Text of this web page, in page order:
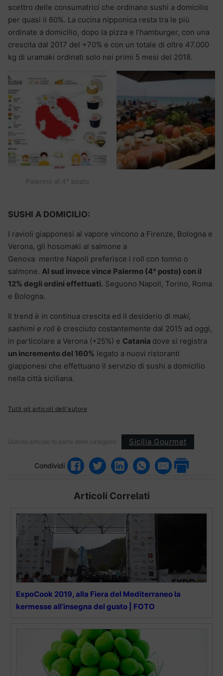
scettro delle consumatrici che ordinano sushi a domicilio
per quasi il 60%. La cucina nipponica resta tra le più
ordinate a domicilio, dopo la pizza e l’hamburger, con una
crescita dal 2017 del +70% e con un totale di oltre 47.000
kg di uramaki ordinati solo nei primi 5 mesi del 2018.
Palermo al 4° posto
SUSHI A DOMICILIO:
I ravioli giapponesi al vapore vincono a Firenze, Bologna e
Verona, gli hosomaki al salmone a
Genova mentre Napoli preferisce i roll con tonno o
salmone. Al sud invece vince Palermo (4° posto) con il
12% degli ordini effettuati. Seguono Napoli, Torino, Roma
e Bologna.
Il trend è in continua crescita ed il desiderio di maki,
sashimi e roll è cresciuto costantemente dal 2015 ad oggi,
in particolare a Verona (+25%) e Catania dove si registra
un incremento del 160% legato a nuovi ristoranti
giapponesi che effettuano il servizio di sushi a domicilio
nella città siciliana.
Tutti gli articoli dell'autore
Questo articolo fa parte delle categorie: Sicilia Gourmet
Condividi
Articoli Correlati
ExpoCook 2019, alla Fiera del Mediterraneo la
kermesse all’insegna del gusto | FOTO